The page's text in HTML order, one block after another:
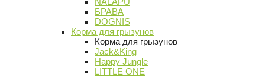
БРАВА
DOGNIS
Корма для грызунов
Корма для грызунов
Jack&King
Happy Jungle
LITTLE ONE